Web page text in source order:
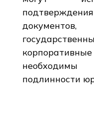
необходимы
подлинности